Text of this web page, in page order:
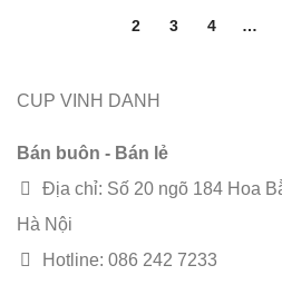
2 3 4 …
CUP VINH DANH
Bán buôn - Bán lẻ
Địa chỉ: Số 20 ngõ 184 Hoa
Hà Nội
Hotline: 086 242 7233